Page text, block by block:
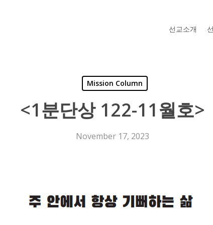
선교소개
Mission Column
<1분단상 122-11월호>
November 17, 2023